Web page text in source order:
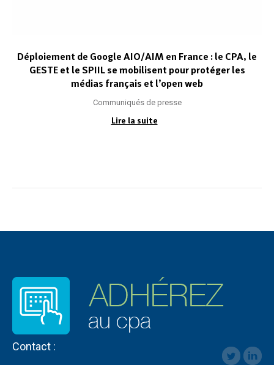
Déploiement de Google AIO/AIM en France : le CPA, le
GESTE et le SPIIL se mobilisent pour protéger les
médias français et l’open web
Communiqués de presse
Lire la suite
Contact :